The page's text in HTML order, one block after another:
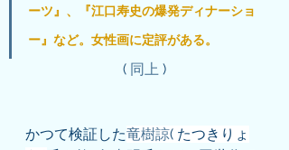
ーツ』、『江口寿史の爆発ディナーショ
ー』など。女性画に定評がある。
( 同上 )
かつて検証した竜樹諒( たつきりょ